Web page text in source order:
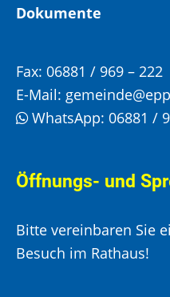
Dokumente
Fax: 06881 / 969 – 222
E-Mail:
WhatsApp: 06881 /
Öffnungs- und
Bitte vereinbaren Sie
Besuch im Rathaus!